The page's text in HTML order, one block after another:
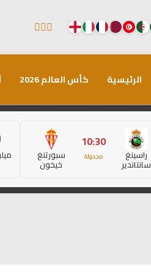
الرئيسية كأس العالم 2026
راسينغ
سانتاندير
10:30
مجدولة سبورتنغ
خيخون